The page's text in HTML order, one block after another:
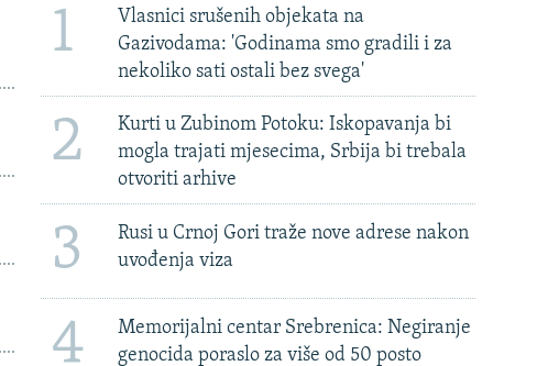
1
Vlasnici srušenih objekata na
Gazivodama: 'Godinama smo gradili i za
nekoliko sati ostali bez svega'
2
Kurti u Zubinom Potoku: Iskopavanja bi
mogla trajati mjesecima, Srbija bi trebala
otvoriti arhive
3
Rusi u Crnoj Gori traže nove adrese nakon
uvođenja viza
4
Memorijalni centar Srebrenica: Negiranje
genocida poraslo za više od 50 posto